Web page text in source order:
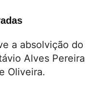
a absolvição do
Alves Pereira
Oliveira.